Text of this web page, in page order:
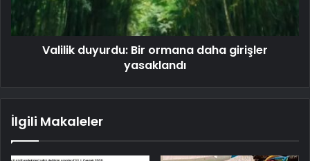
Valilik duyurdu: Bir ormana daha girişler
yasaklandı
İlgili Makaleler